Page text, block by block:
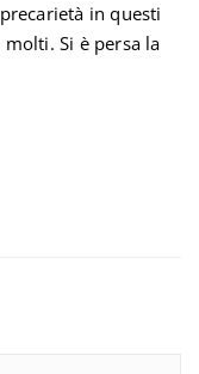
in questi
Si è persa la